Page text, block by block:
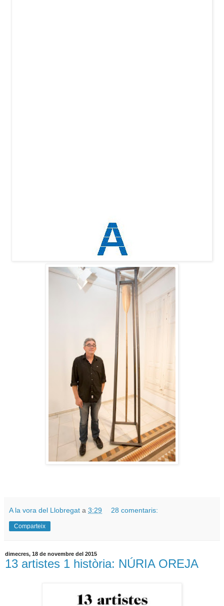
A la vora del Llobregat a 3:29 28 comentaris:
Comparteix
dimecres, 18 de novembre del 2015
13 artistes 1 història: NÚRIA OREJA